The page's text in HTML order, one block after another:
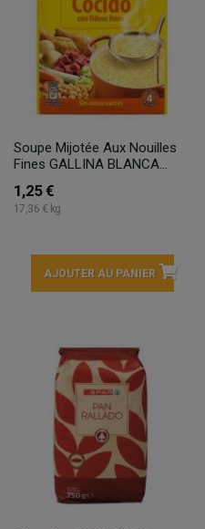
Soupe Mijotée Aux Nouilles
Fines GALLINA BLANCA...
1,25 €
17,36 € kg
AJOUTER AU PANIER